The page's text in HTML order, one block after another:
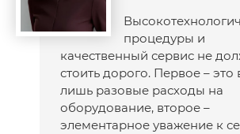
процедуры и
качественный сервис не
стоить дорого. Первое – это
лишь разовые расходы на
оборудование, второе –
элементарное уважение к